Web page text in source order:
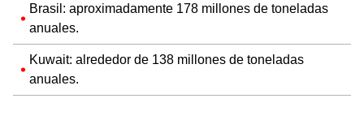
Brasil: aproximadamente 178 millones de toneladas
anuales.
Kuwait: alrededor de 138 millones de toneladas
anuales.